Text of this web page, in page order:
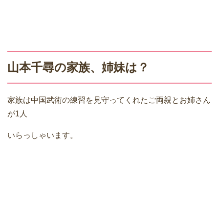
山本千尋の家族、姉妹は？
家族は中国武術の練習を見守ってくれたご両親とお姉さん
が1人
いらっしゃいます。